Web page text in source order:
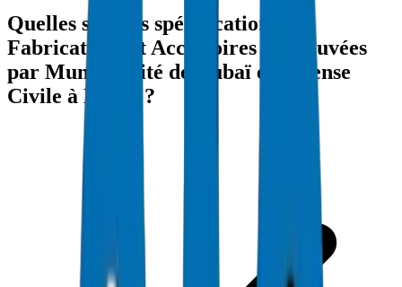
Quelles sont les spécifications
Fabrications et Accessoires approuvées
par Municipalité de Dubaï et Défense
Civile à Dubaï ?